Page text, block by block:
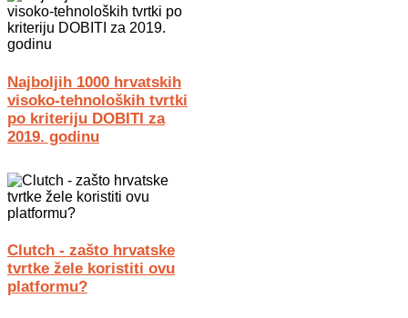
Najboljih 1000 hrvatskih
visoko-tehnoloških tvrtki
po kriteriju DOBITI za
2019. godinu
Clutch - zašto hrvatske
tvrtke žele koristiti ovu
platformu?